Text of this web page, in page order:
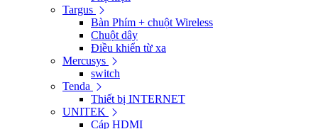
Targus
Bàn Phím + chuột Wireless
Chuột dây
Điều khiển từ xa
Mercusys
switch
Tenda
Thiết bị INTERNET
UNITEK
Cáp HDMI